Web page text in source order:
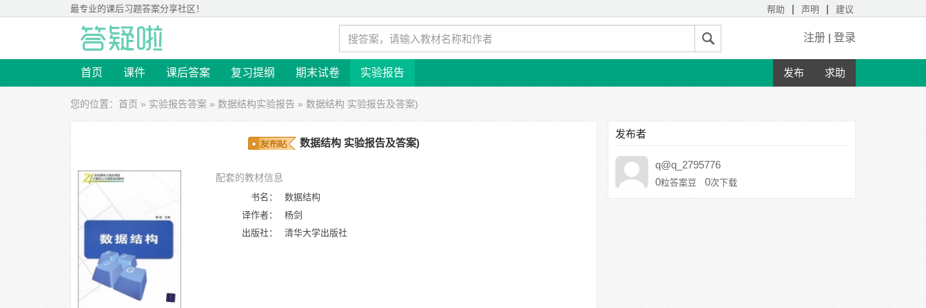
最专业的课后习题答案分享社区！ 帮助 | 声明 | 建议
注册 | 登录
首页 课件 课后答案 复习提纲 期末试卷 实验报告 发布 求助
您的位置： 首页 » 实验报告答案 » 数据结构实验报告 » 数据结构 实验报告及答案)
数据结构 实验报告及答案)
配套的教材信息
书名：
数据结构
译作者：
杨剑
出版社：
清华大学出版社
发布者
q@q_2795776
0粒答案豆 0次下载